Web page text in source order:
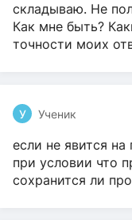
складываю. Не
Как мне быть?
точности моих
У Ученик
если не явится
при условии что
сохранится ли